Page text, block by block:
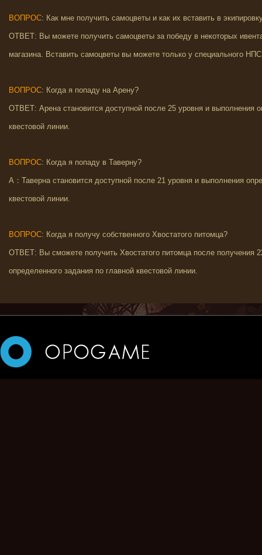
ВОПРОС: Как мне получить самоцветы и как их вставить в
ОТВЕТ: Вы можете получить самоцветы за победу в некоторых
магазина. Вставить самоцветы вы можете только у специального
ВОПРОС: Когда я попаду на Арену?
ОТВЕТ: Арена становится доступной после 25 уровня и выполнения
квестовой линии.
ВОПРОС: Когда я попаду в Таверну?
A：Таверна становится доступной после 21 уровня и выполнения
квестовой линии.
ВОПРОС: Когда я получу собственного Хвостатого питомца?
ОТВЕТ: Вы сможете получить Хвостатого питомца после получения
определенного задания по главной квестовой линии.